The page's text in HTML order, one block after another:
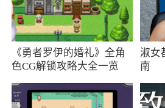
据自己的需求添加喜欢的元
出大片的效果。操作简单，
有任何的基础也能轻松上手
板，一键套用即可，让你享受
《勇者罗伊的婚礼》全角
色CG解锁攻略大全一览
淑女
南